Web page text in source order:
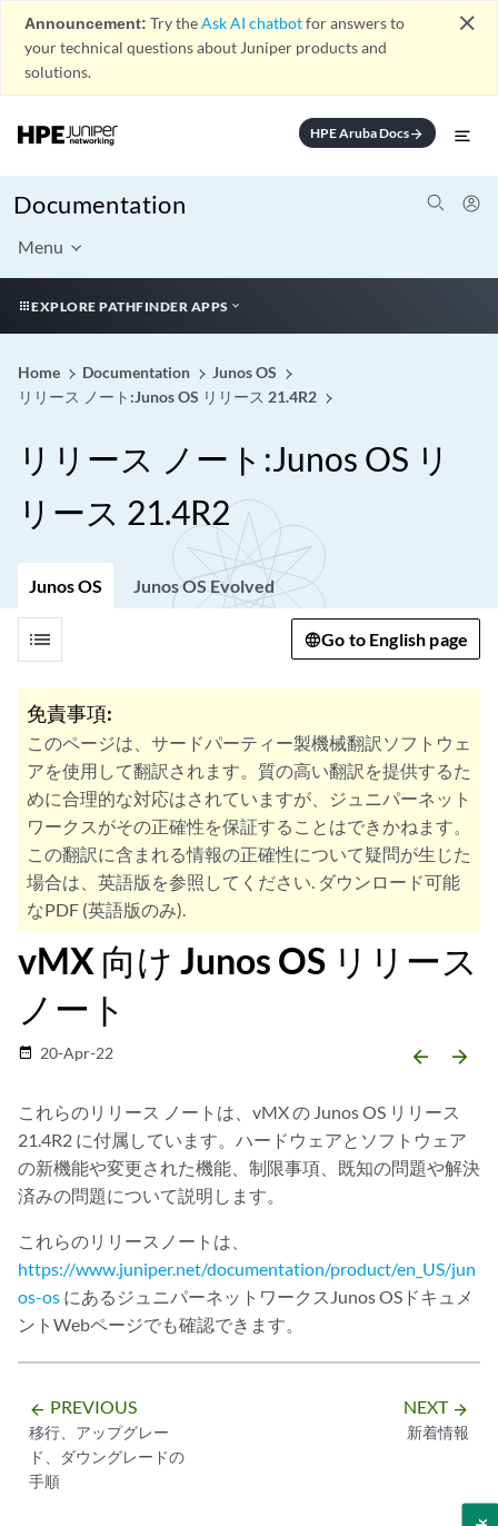
Announcement: Try theAsk AI chatbotfor answers to
your technical questions about Juniper products and
solutions.
close
HPE Aruba Docsarrow_forward
Documentation
Menu
EXPLORE PATHFINDER APPS
Home Documentation
Junos OS
リリース ノート:Junos OS リリース 21.4R2
リリース ノート:Junos OS リ
リース 21.4R2
Junos OS Junos OS Evolved
list Go to English page
免責事項:
このページは、サードパーティー製機械翻訳ソフトウェ
アを使用して翻訳されます。質の高い翻訳を提供するた
めに合理的な対応はされていますが、ジュニパーネット
ワークスがその正確性を保証することはできかねます。
この翻訳に含まれる情報の正確性について疑問が生じた
場合は、英語版を参照してください. ダウンロード可能
なPDF (英語版のみ).
vMX 向け Junos OS リリース
ノート
date_range 20-Apr-22 arrow_backward arrow_forward
これらのリリース ノートは、vMX の Junos OS リリース
21.4R2 に付属しています。ハードウェアとソフトウェア
の新機能や変更された機能、制限事項、既知の問題や解決
済みの問題について説明します。
これらのリリースノートは、
https://www.juniper.net/documentation/product/en_US/jun
os-os にあるジュニパーネットワークスJunos OSドキュメ
ントWebページでも確認できます。
arrow_backward PREVIOUS
移行、アップグレー
ド、ダウングレードの
手順
NEXT arrow_forward
新着情報